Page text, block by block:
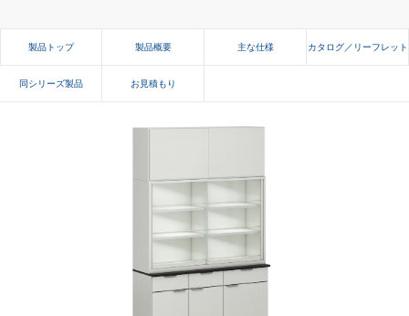
製品トップ 製品概要 主な仕様 カタログ／リーフレット
同シリーズ製品 お見積もり